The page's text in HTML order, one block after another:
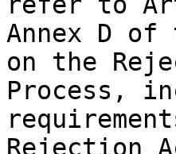
Annex D
on the
Process,